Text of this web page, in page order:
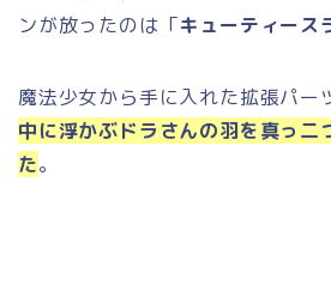
ンが放ったのは「キューティース
魔法少女から手に入れた拡張パー
中に浮かぶドラさんの羽を真っ二
た。